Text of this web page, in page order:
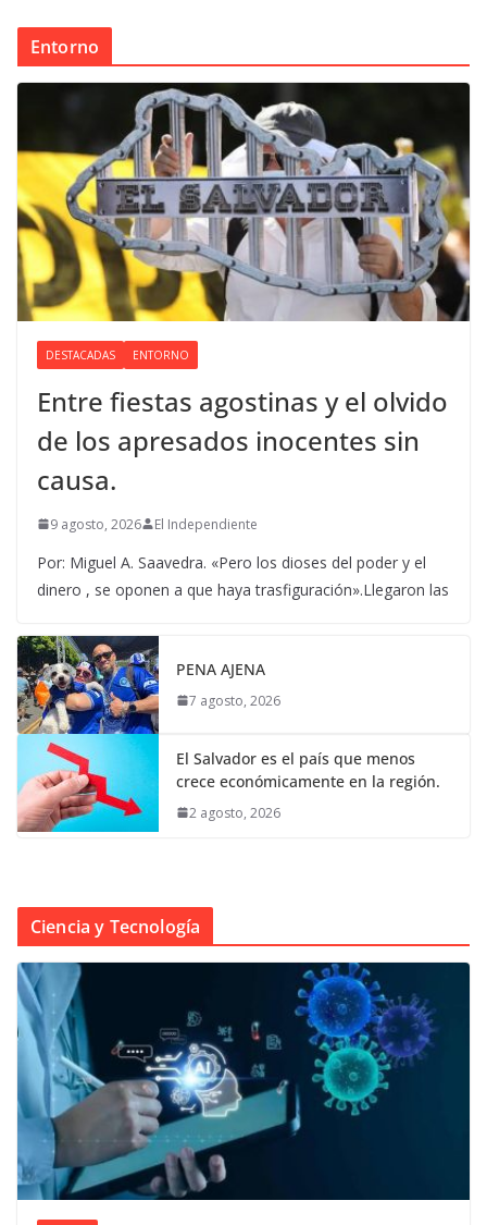
Entorno
DESTACADAS ENTORNO
Entre fiestas agostinas y el olvido
de los apresados inocentes sin
causa.
9 agosto, 2026 El Independiente
Por: Miguel A. Saavedra. «Pero los dioses del poder y el
dinero , se oponen a que haya trasfiguración».Llegaron las
PENA AJENA
7 agosto, 2026
El Salvador es el país que menos
crece económicamente en la región.
2 agosto, 2026
Ciencia y Tecnología